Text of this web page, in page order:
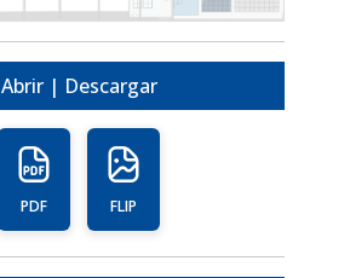
Abrir | Descargar
PDF FLIP